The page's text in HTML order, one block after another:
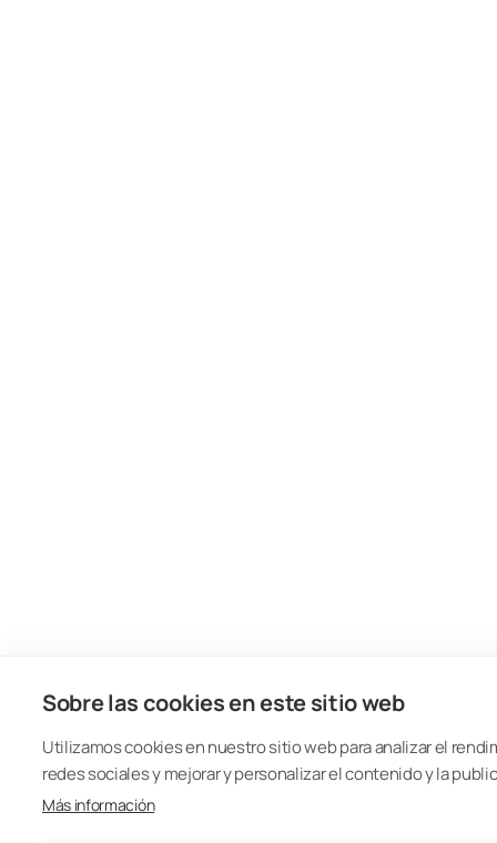
Sobre las cookies en este sitio web
Utilizamos cookies en nuestro sitio web para analizar el
redes sociales y mejorar y personalizar el contenido y la
Más información